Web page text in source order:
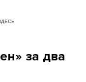
за два